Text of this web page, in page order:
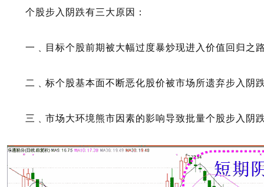
个股步入阴跌有三大原因：
一﹑目标个股前期被大幅过度暴炒现进入价值回归之
二﹑标个股基本面不断恶化股价被市场所遗弃步入阴
三﹑市场大环境熊市因素的影响导致批量个股步入阴